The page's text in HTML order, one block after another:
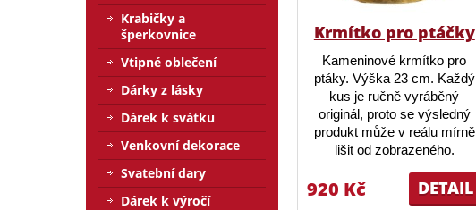
Krmítko pro ptáčky
Kameninové krmítko pro
ptáky. Výška 23 cm. Každý
kus je ručně vyráběný
originál, proto se výsledný
produkt může v reálu mírně
lišit od zobrazeného.
DETAIL
920 Kč
Krabičky a
šperkovnice
Vtipné oblečení
Dárky z lásky
Dárek k svátku
Venkovní dekorace
Svatební dary
Dárek k výročí